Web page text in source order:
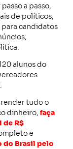
a passo,
de políticos,
candidatos
alunos do
tudo o
dinheiro, faça
de R$
e
do Brasil pelo